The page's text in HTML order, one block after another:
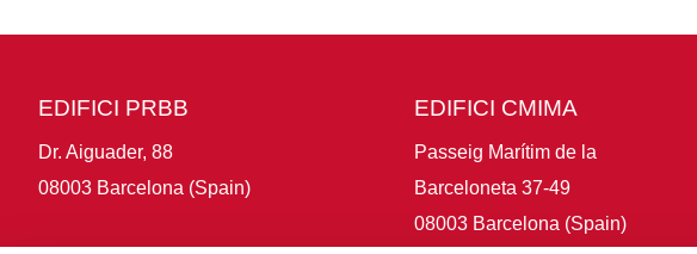
EDIFICI PRBB
Dr. Aiguader, 88
08003 Barcelona (Spain)
EDIFICI CMIMA
Passeig Marítim de la
Barceloneta 37-49
08003 Barcelona (Spain)